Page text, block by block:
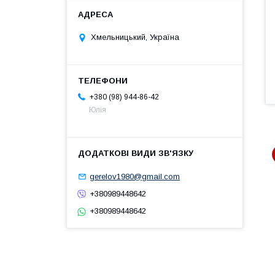
Хмельницький, Україна
+380 (98) 944-86-42
Юлія
gerelov1980@gmail.com
+380989448642
+380989448642